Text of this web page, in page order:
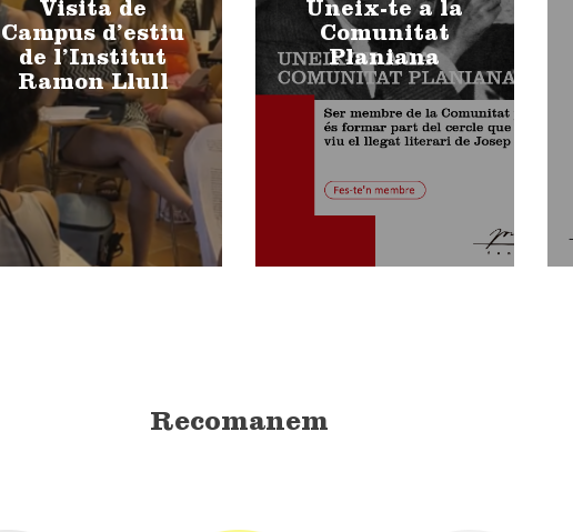
Visita de
Campus d’estiu
de l’Institut
Ramon Llull
Uneix-te a la
Comunitat
Planiana
Recomanem